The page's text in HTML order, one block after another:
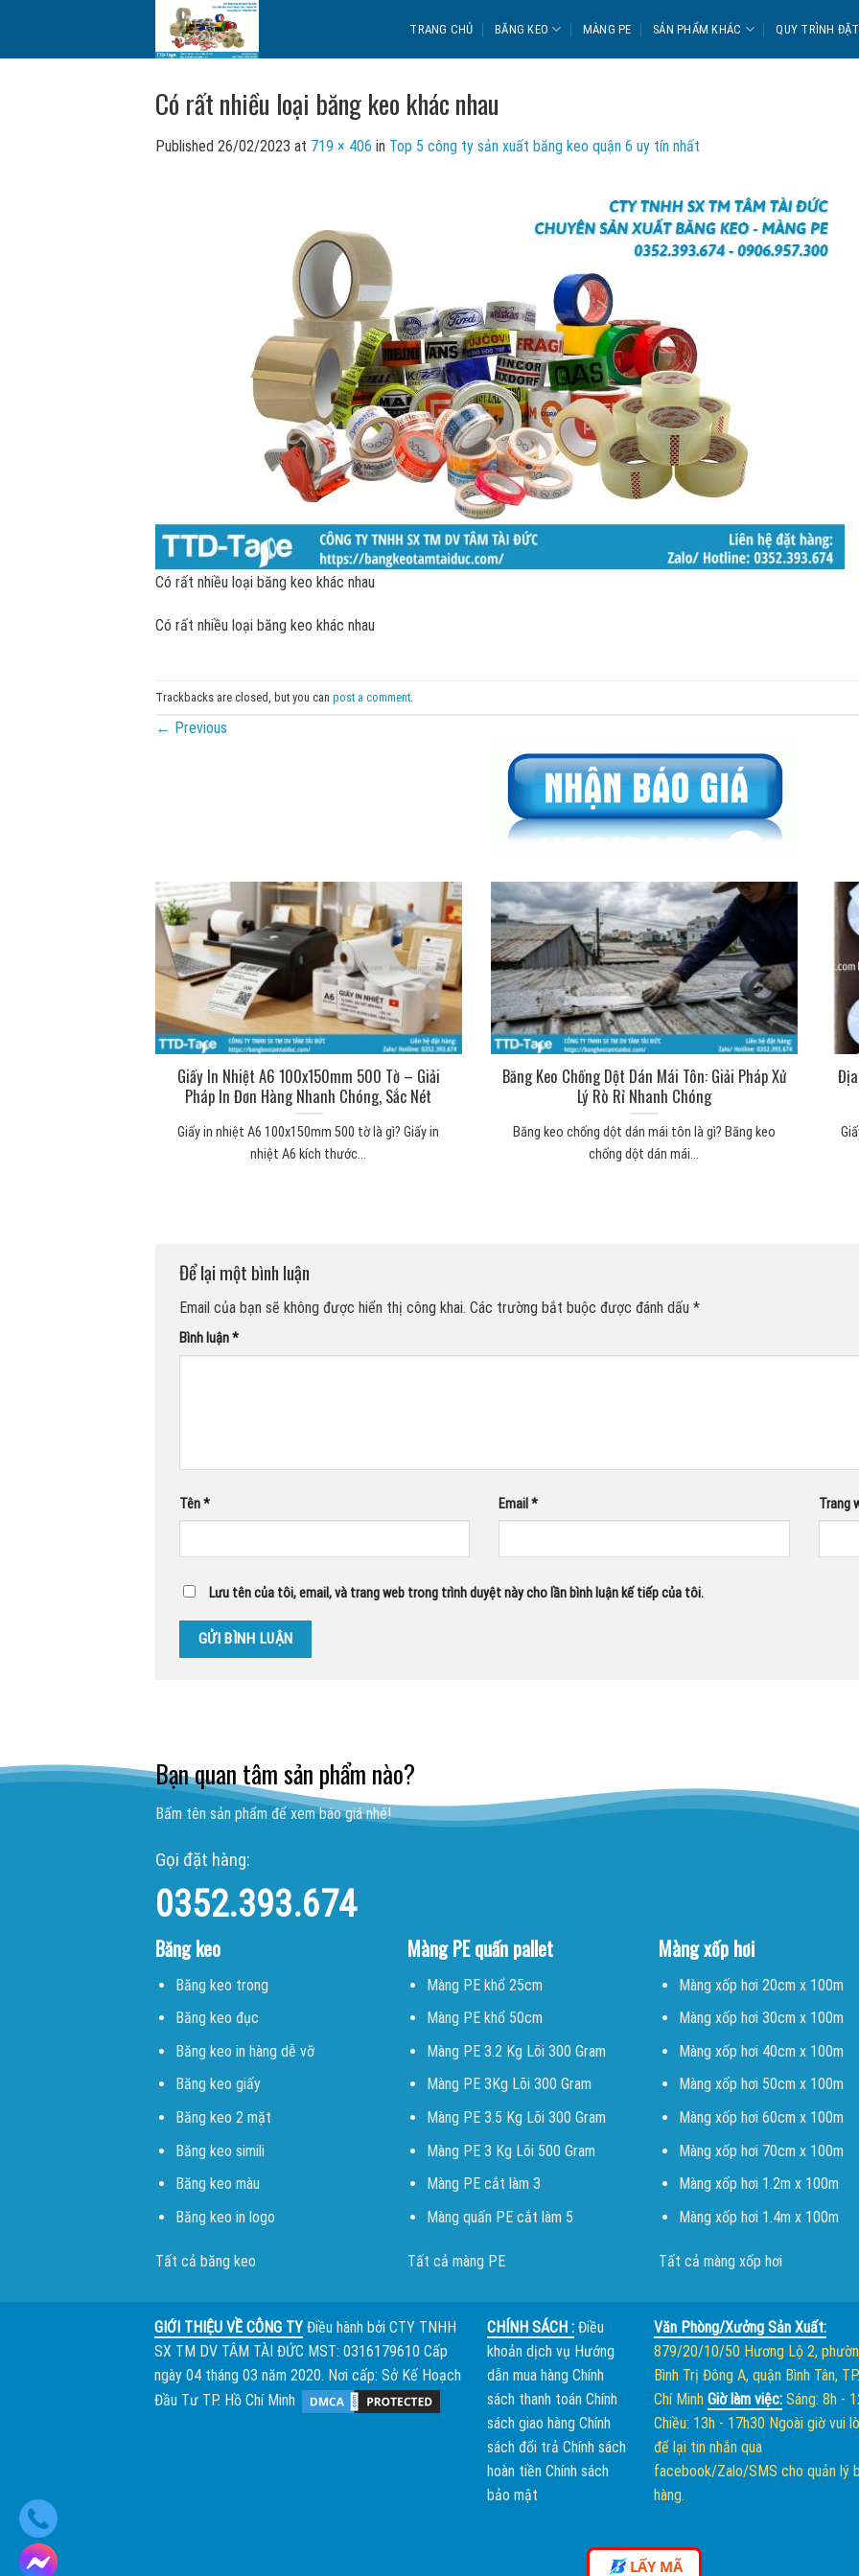
content
TRANG CHỦ BĂNG KEO MÀNG PE SẢN PHẨM KHÁC QUY TRÌNH
Có rất nhiều loại băng keo khác nhau
Published 26/02/2023 at 719 × 406 in Top 5 công ty sản xuất băng keo quận 6 uy tín nhất
Có rất nhiều loại băng keo khác nhau
Có rất nhiều loại băng keo khác nhau
Trackbacks are closed, but you can post a comment
← Previous
Giấy In Nhiệt A6 100x150mm 500 Tờ – Giải
Pháp In Đơn Hàng Nhanh Chóng, Sắc Nét
Giấy in nhiệt A6 100x150mm 500 tờ là gì? Giấy in
nhiệt A6 kích thước...
Băng Keo Chống Dột Dán Mái Tôn: Giải Pháp Xử
Lý Rò Rỉ Nhanh Chóng
Băng keo chống dột dán mái tôn là gì? Băng keo
chống dột dán mái...
Để lại một bình luận
Email của bạn sẽ không được hiển thị công khai. Các trường bắt buộc được đánh dấu *
Bình luận*
Tên* Email* Trang
Lưu tên của tôi, email, và trang web trong trình duyệt này cho lần bình luận kế tiếp của tôi.
Bạn quan tâm sản phẩm nào?
Bấm tên sản phẩm để xem báo giá nhé!
Gọi đặt hàng:
0352.393.674
Băng keo
Băng keo trong
Băng keo đục
Băng keo in hàng dễ vỡ
Băng keo giấy
Băng keo 2 mặt
Băng keo simili
Băng keo màu
Băng keo in logo
Tất cả băng keo
Màng PE quấn pallet
Màng PE khổ 25cm
Màng PE khổ 50cm
Màng PE 3.2 Kg Lõi 300 Gram
Màng PE 3Kg Lõi 300 Gram
Màng PE 3.5 Kg Lõi 300 Gram
Màng PE 3 Kg Lõi 500 Gram
Màng PE cắt làm 3
Màng quấn PE cắt làm 5
Tất cả màng PE
Màng xốp hơi
Màng xốp hơi 20cm x 100m
Màng xốp hơi 30cm x 100m
Màng xốp hơi 40cm x 100m
Màng xốp hơi 50cm x 100m
Màng xốp hơi 60cm x 100m
Màng xốp hơi 70cm x 100m
Màng xốp hơi 1.2m x 100m
Màng xốp hơi 1.4m x 100m
Tất cả màng xốp hơi
GIỚI THIỆU VỀ CÔNG TYĐiều hành bởi CTY TNHH
SX TM DV TÂM TÀI ĐỨC MST: 0316179610 Cấp
ngày 04 tháng 03 năm 2020. Nơi cấp: Sở Kế Hoạch
Đầu Tư TP. Hồ Chí Minh
CHÍNH SÁCH : Điều
khoản dịch vụ Hướng
dẫn mua hàng Chính
sách thanh toán Chính
sách giao hàng Chính
sách đổi trả Chính sách
hoàn tiền Chính sách
bảo mật
Văn Phòng/Xưởng Sản Xuất:
879/20/10/50 Hương Lộ 2,
Bình Trị Đông A, quận Bình Tân,
Chí Minh Giờ làm việc: Sáng: 8h -
Chiều: 13h - 17h30 Ngoài giờ vui
để lại tin nhắn qua
facebook/Zalo/SMS cho quản lý
hàng.
LẤY MÃ